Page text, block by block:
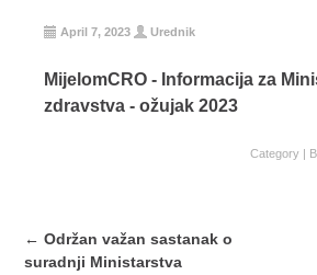
April 7, 2023 Urednik
MijelomCRO - Informacija za
zdravstva - ožujak 2023
Category |
Post
navigation
← Održan važan sastanak o
suradnji Ministarstva